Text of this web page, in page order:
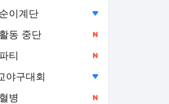
이계단
동 중단
티
야구대회
병